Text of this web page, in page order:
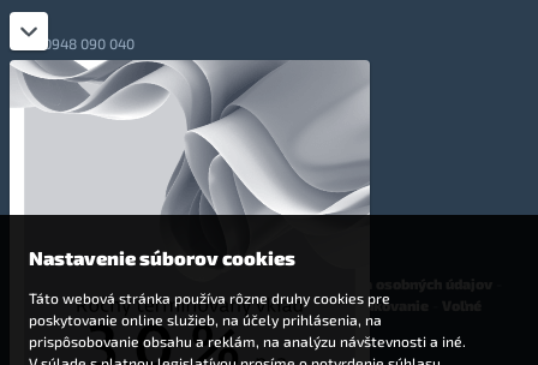
0948 090 040
+421 948 090 051
info@totalmoney.sk
Levočská 866, Poprad, 058 01
Cookies-Nastavenia cookies -Finančné sprostredkovanie
pracovné miesta
Nastavenie súborov cookies
Táto webová stránka používa rôzne druhy cookies pre
poskytovanie online služieb, na účely prihlásenia, na
prispôsobovanie obsahu a reklám, na analýzu návštevnosti a iné.